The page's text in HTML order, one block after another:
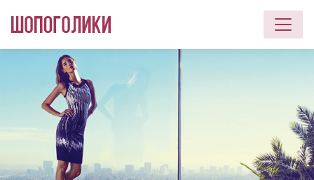
Перейти к основному содержанию